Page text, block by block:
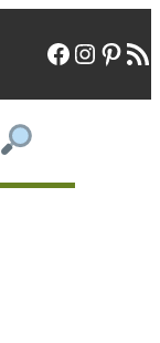
facebook